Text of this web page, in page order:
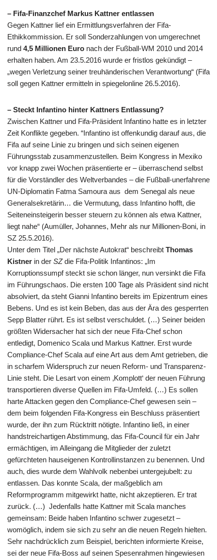
– Fifa-Finanzchef Markus Kattner entlassen
Gegen Kattner lief ein Ermittlungsverfahren der Fifa-
Ethikkommission. Er soll Sonderzahlungen von umgerechnet
rund 4,5 Millionen Euro nach der Fußball-WM 2010 und 2014
erhalten haben. Am 23.5.2016 wurde er fristlos gekündigt –
„wegen Verletzung seiner treuhänderischen Verantwortung“ (Fifa
soll gegen Kattner ermitteln in spiegelonline 26.5.2016).
– Steckt Infantino hinter Kattners Entlassung?
Zwischen Kattner und Fifa-Präsident Infantino hatte es in letzter
Zeit Konflikte gegeben. “Infantino ist offenkundig darauf aus, die
Fifa auf seine Linie zu bringen und sich seinen eigenen
Führungsstab zusammenzustellen. Beim Kongress in Mexiko
vor knapp zwei Wochen präsentierte er – überraschend selbst
für die Vorständler des Weltverbandes – die Fußball-unerfahrene
UN-Diplomatin Fatma Samoura aus dem Senegal als neue
Generalsekretärin… die Vermutung, dass Infantino hofft, die
Seiteneinsteigerin besser steuern zu können als etwa Kattner,
liegt nahe“ (Aumüller, Johannes, Mehr als nur Millionen-Boni, in
SZ 25.5.2016).
Unter dem Titel „Der nächste Autokrat“ beschreibt Thomas
Kistner in der SZdie Fifa-Politik Infantinos: „Im
Korruptionssumpf steckt sie schon länger, nun versinkt die Fifa
im Führungschaos. Die ersten 100 Tage als Präsident sind nicht
absolviert, da steht Gianni Infantino bereits im Epizentrum eines
Bebens. Und es ist kein Beben, das aus der Ära des gesperrten
Sepp Blatter rührt. Es ist selbst verschuldet. (…) Seiner beiden
größten Widersacher hat sich der neue Fifa-Chef schon
entledigt, Domenico Scala und Markus Kattner. Erst wurde
Compliance-Chef Scala auf eine Art aus dem Amt getrieben, die
in scharfem Widerspruch zur neuen Reform- und Transparenz-
Linie steht. Die Lesart von einem ‚Komplott‘ der neuen Führung
transportieren diverse Quellen im Fifa-Umfeld. (…) Es sollen
harte Attacken gegen den Compliance-Chef gewesen sein –
dem beim folgenden Fifa-Kongress ein Beschluss präsentiert
wurde, der ihn zum Rücktritt nötigte. Infantino ließ, in einer
handstreichartigen Abstimmung, das Fifa-Council für ein Jahr
ermächtigen, im Alleingang die Mitglieder der zuletzt
gefürchteten hauseigenen Kontrollinstanzen zu benennen. Und
auch, dies wurde dem Wahlvolk nebenbei untergejubelt: zu
entlassen. Das konnte Scala, der maßgeblich am
Reformprogramm mitgewirkt hatte, nicht akzeptieren. Er trat
zurück. (…) Jedenfalls hatte Kattner mit Scala manches
gemeinsam: Beide haben Infantino schwer zugesetzt –
womöglich, indem sie sich zu sehr an die neuen Regeln hielten.
Sehr nachdrücklich zum Beispiel, berichten informierte Kreise,
sei der neue Fifa-Boss auf seinen Spesenrahmen hingewiesen